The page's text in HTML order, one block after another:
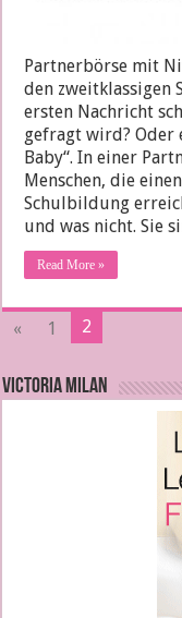
Partnerbörse mit
den zweitklassigen
ersten Nachricht
gefragt wird? Oder
Baby“. In einer
Menschen, die
Schulbildung
und was nicht. Sie
Read More »
« 1 2
VICTORIA MILAN